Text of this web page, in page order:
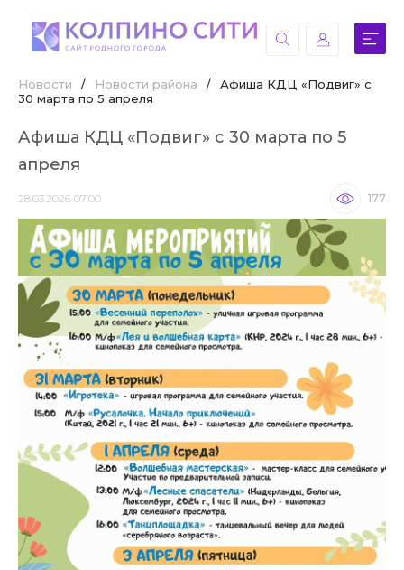
Новости / Новости района /
Афиша КДЦ «Подвиг» с
30 марта по 5 апреля
Афиша КДЦ «Подвиг» с 30 марта по 5
апреля
28.03.2026 07:00 177